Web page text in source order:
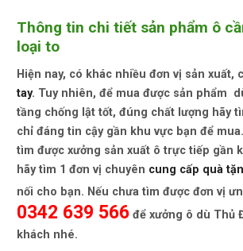
Thông tin chi tiết sản phẩm ô
loại to
Hiện nay, có khác nhiều đơn vị sản xuất,
tay. Tuy nhiên, để mua được sản phẩm
tầng chống lật tốt, đúng chất lượng hãy
chỉ đáng tin cậy gần khu vực bạn để
tìm được xưởng sản xuất ô trực tiếp gần
hãy tìm 1 đơn vị chuyên cung cấp quà
nối cho bạn. Nếu chưa tìm được đơn vị
0342 639 566 để xưởng ô dù Thủ
khách nhé.